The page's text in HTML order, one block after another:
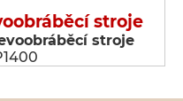
stroje
stroje